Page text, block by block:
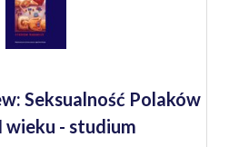
Seksualność Polaków
wieku - studium